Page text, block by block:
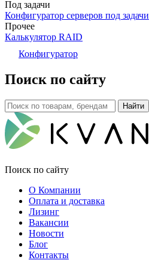
Под задачи
Конфигуратор серверов под задачи
Прочее
Калькулятор RAID
Конфигуратор
Поиск по сайту
Поиск по сайту
О Компании
Оплата и доставка
Лизинг
Вакансии
Новости
Блог
Контакты